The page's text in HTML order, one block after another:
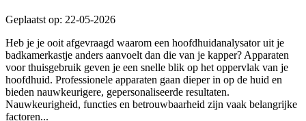
Geplaatst op: 22-05-2026
Heb je je ooit afgevraagd waarom een ​​hoofdhuidanalysator uit je
badkamerkastje anders aanvoelt dan die van je kapper? Apparaten
voor thuisgebruik geven je een snelle blik op het oppervlak van je
hoofdhuid. Professionele apparaten gaan dieper in op de huid en
bieden nauwkeurigere, gepersonaliseerde resultaten.
Nauwkeurigheid, functies en betrouwbaarheid zijn vaak belangrijke
factoren...